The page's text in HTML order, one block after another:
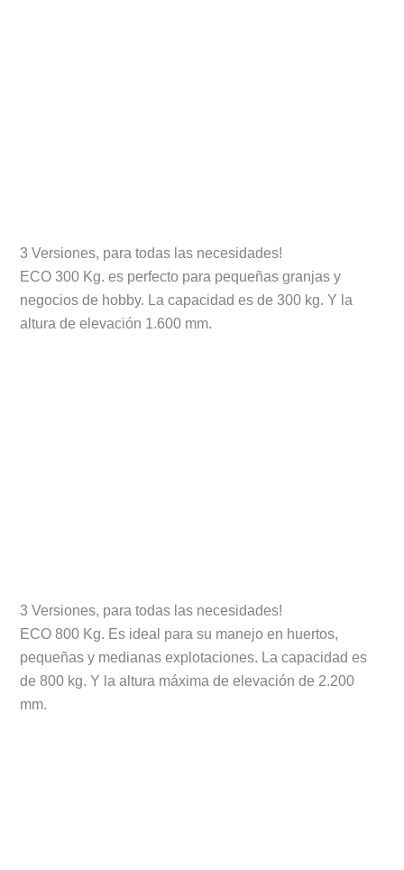
3 Versiones, para todas las necesidades!
ECO 300 Kg. es perfecto para pequeñas granjas y
negocios de hobby. La capacidad es de 300 kg. Y la
altura de elevación 1.600 mm.
3 Versiones, para todas las necesidades!
ECO 800 Kg. Es ideal para su manejo en huertos,
pequeñas y medianas explotaciones. La capacidad es
de 800 kg. Y la altura máxima de elevación de 2.200
mm.